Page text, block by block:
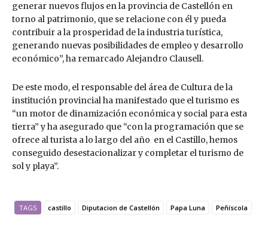
generar nuevos flujos en la provincia de Castellón en
torno al patrimonio, que se relacione con él y pueda
contribuir a la prosperidad de la industria turística,
generando nuevas posibilidades de empleo y desarrollo
económico”, ha remarcado Alejandro Clausell.
De este modo, el responsable del área de Cultura de la
institución provincial ha manifestado que el turismo es
“un motor de dinamización económica y social para esta
tierra” y ha asegurado que “con la programación que se
ofrece al turista a lo largo del año en el Castillo, hemos
conseguido desestacionalizar y completar el turismo de
sol y playa”.
TAGS castillo Diputacion de Castellón Papa Luna Peñíscola